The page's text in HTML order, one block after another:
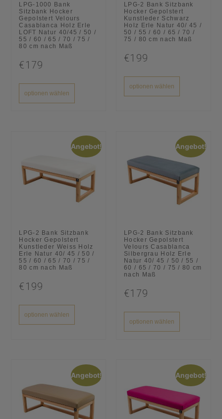
LPG-1000 Bank
Sitzbank Hocker
Gepolstert Velours
Casablanca Holz Erle
LOFT Natur 40/45 / 50 /
55 / 60 / 65 / 70 / 75 /
80 cm nach Maß
€179
optionen wählen
LPG-2 Bank Sitzbank
Hocker Gepolstert
Kunstleder Schwarz
Holz Erle Natur 40/ 45 /
50 / 55 / 60 / 65 / 70 /
75 / 80 cm nach Maß
€199
optionen wählen
Angebot!
LPG-2 Bank Sitzbank
Hocker Gepolstert
Kunstleder Weiss Holz
Erle Natur 40/ 45 / 50 /
55 / 60 / 65 / 70 / 75 /
80 cm nach Maß
€199
optionen wählen
Angebot!
LPG-2 Bank Sitzbank
Hocker Gepolstert
Velours Casablanca
Silbergrau Holz Erle
Natur 40/ 45 / 50 / 55 /
60 / 65 / 70 / 75 / 80 cm
nach Maß
€179
optionen wählen
Angebot! Angebot!